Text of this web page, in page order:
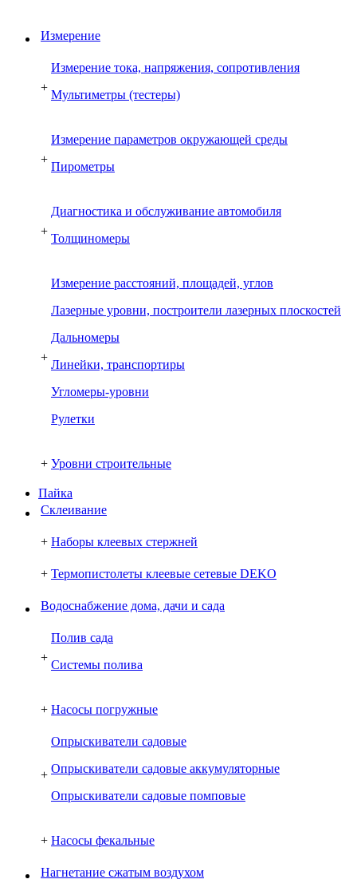
Измерение
+
Измерение тока, напряжения, сопротивления
Мультиметры (тестеры)
+
Измерение параметров окружающей среды
Пирометры
+
Диагностика и обслуживание автомобиля
Толщиномеры
+
Измерение расстояний, площадей, углов
Лазерные уровни, построители лазерных плоскостей
Дальномеры
Линейки, транспортиры
Угломеры-уровни
Рулетки
+ Уровни строительные
Пайка
Склеивание
+ Наборы клеевых стержней
+ Термопистолеты клеевые сетевые DEKO
Водоснабжение дома, дачи и сада
+
Полив сада
Системы полива
+ Насосы погружные
+
Опрыскиватели садовые
Опрыскиватели садовые аккумуляторные
Опрыскиватели садовые помповые
+ Насосы фекальные
Нагнетание сжатым воздухом